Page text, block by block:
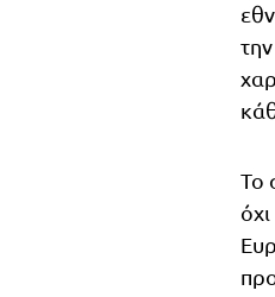
την
Το